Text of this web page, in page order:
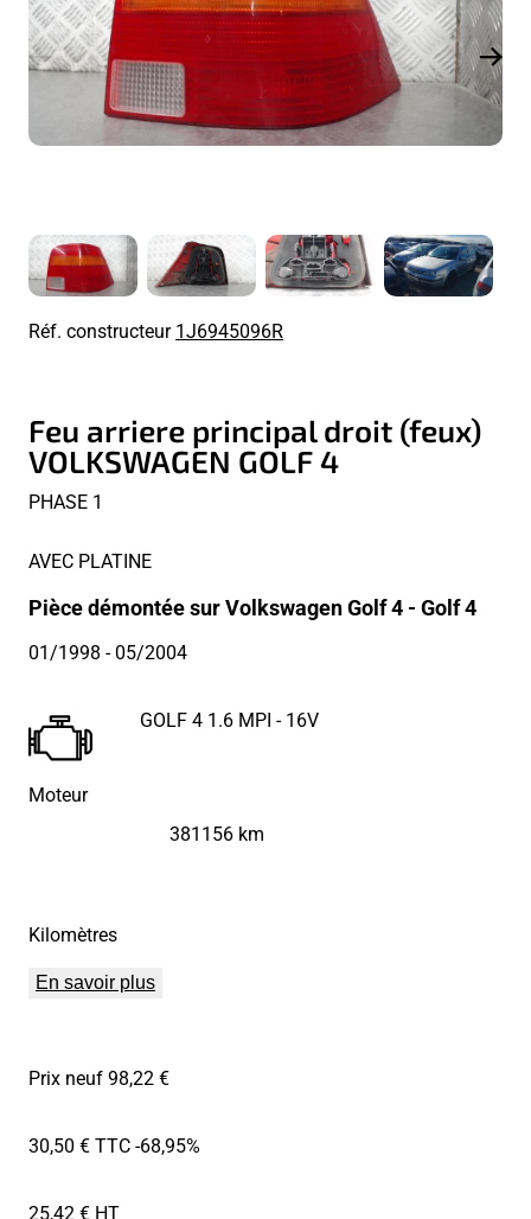
Réf. constructeur1J6945096R
Feu arriere principal droit (feux)
VOLKSWAGEN GOLF 4
PHASE 1
AVEC PLATINE
Pièce démontée sur Volkswagen Golf 4 - Golf 4
01/1998- 05/2004
Moteur
GOLF 4 1.6 MPI - 16V
Kilomètres
381156 km
En savoir plus
Prix neuf 98,22 €
30,50 € TTC-68,95%
25,42 € HT